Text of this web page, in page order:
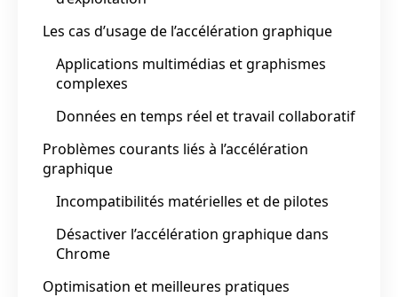
Les cas d’usage de l’accélération graphique
Applications multimédias et graphismes
complexes
Données en temps réel et travail collaboratif
Problèmes courants liés à l’accélération
graphique
Incompatibilités matérielles et de pilotes
Désactiver l’accélération graphique dans
Chrome
Optimisation et meilleures pratiques